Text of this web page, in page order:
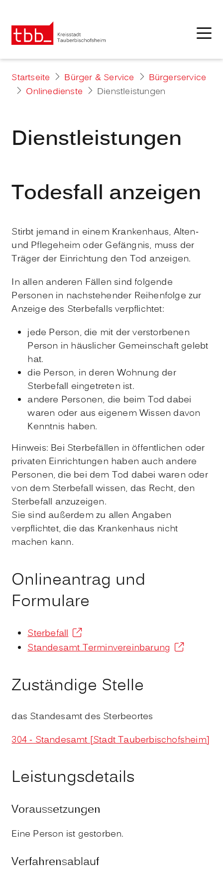
Startseite Bürger & Service
Bürgerservice
Onlinedienste
Dienstleistungen
Dienstleistungen
Todesfall anzeigen
Stirbt jemand in einem Krankenhaus, Alten-
und Pflegeheim oder Gefängnis, muss der
Träger der Einrichtung den Tod anzeigen.
In allen anderen Fällen sind folgende
Personen in nachstehender Reihenfolge zur
Anzeige des Sterbefalls verpflichtet:
jede Person, die mit der verstorbenen
Person in häuslicher Gemeinschaft gelebt
hat.
die Person, in deren Wohnung der
Sterbefall eingetreten ist.
andere Personen, die beim Tod dabei
waren oder aus eigenem Wissen davon
Kenntnis haben.
Hinweis: Bei Sterbefällen in öffentlichen oder
privaten Einrichtungen haben auch andere
Personen, die bei dem Tod dabei waren oder
von dem Sterbefall wissen, das Recht, den
Sterbefall anzuzeigen.
Sie sind außerdem zu allen Angaben
verpflichtet, die das Krankenhaus nicht
machen kann.
Onlineantrag und
Formulare
Sterbefall
Standesamt Terminvereinbarung
Zuständige Stelle
das Standesamt des Sterbeortes
304 - Standesamt [Stadt Tauberbischofsheim]
Leistungsdetails
Voraussetzungen
Eine Person ist gestorben.
Verfahrensablauf